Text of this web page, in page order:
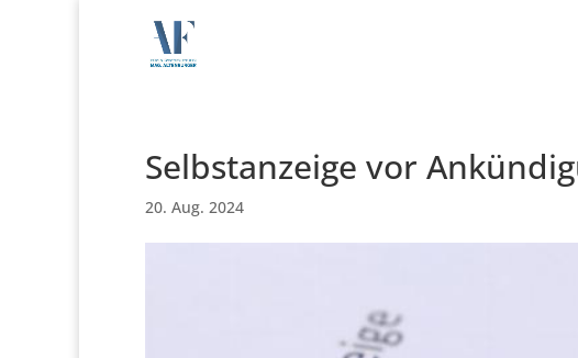
Selbstanzeige vor
20. Aug. 2024